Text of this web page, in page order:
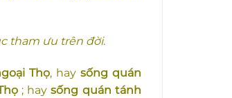
tham ưu trên đời.
Thọ, hay sống quán
; haysống quán tánh